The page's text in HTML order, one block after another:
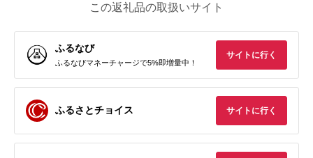
この返礼品の取扱いサイト
ふるなび
ふるなびマネーチャージで5%即増量中！
サイトに行く
ふるさとチョイス サイトに行く